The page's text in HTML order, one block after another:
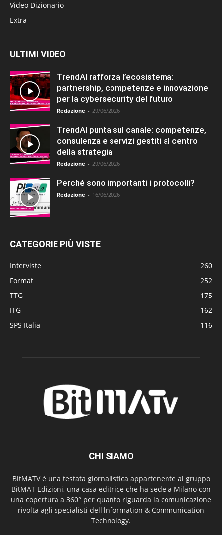
Video Dizionario
Extra
ULTIMI VIDEO
TrendAI rafforza l’ecosistema:
partnership, competenze e innovazione
per la cybersecurity del futuro
Redazione - 29/06/2026
TrendAI punta sul canale: competenze,
consulenza e servizi gestiti al centro
della strategia
Redazione - 29/06/2026
Perché sono importanti i protocolli?
Redazione - 16/06/2026
CATEGORIE PIÙ VISTE
Interviste
260
Format
252
TTG
175
ITG
162
SPS Italia
116
CHI SIAMO
BitMATV è una testata giornalistica appartenente al gruppo
BitMAT Edizioni, una casa editrice che ha sede a Milano con
una copertura a 360° per quanto riguarda la comunicazione
rivolta agli specialisti dell'lnformation & Communication
Technology.